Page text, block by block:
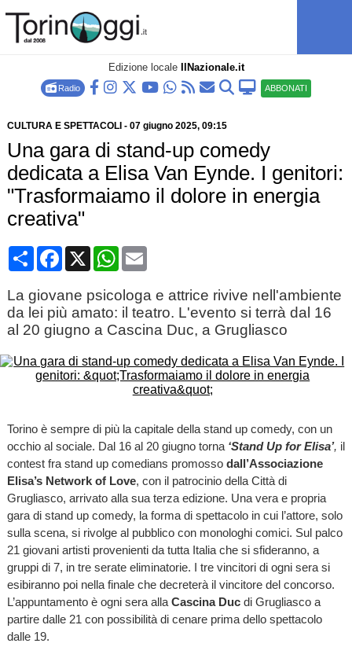
Edizione locale IlNazionale.it
Radio ABBONATI
CULTURA E SPETTACOLI - 07 giugno 2025, 09:15
Una gara di stand-up comedy
dedicata a Elisa Van Eynde. I genitori:
"Trasformaiamo il dolore in energia
creativa"
CondividiFacebook
X WhatsApp
Email
La giovane psicologa e attrice rivive nell'ambiente
da lei più amato: il teatro. L'evento si terrà dal 16
al 20 giugno a Cascina Duc, a Grugliasco
Torino è sempre di più la capitale della stand up comedy, con un
occhio al sociale. Dal 16 al 20 giugno torna ‘Stand Up for Elisa’, il
contest fra stand up comedians promosso dall’Associazione
Elisa’s Network of Love, con il patrocinio della Città di
Grugliasco, arrivato alla sua terza edizione. Una vera e propria
gara di stand up comedy, la forma di spettacolo in cui l’attore, solo
sulla scena, si rivolge al pubblico con monologhi comici. Sul palco
21 giovani artisti provenienti da tutta Italia che si sfideranno, a
gruppi di 7, in tre serate eliminatorie. I tre vincitori di ogni sera si
esibiranno poi nella finale che decreterà il vincitore del concorso.
L’appuntamento è ogni sera alla Cascina Ducdi Grugliasco a
partire dalle 21 con possibilità di cenare prima dello spettacolo
dalle 19.